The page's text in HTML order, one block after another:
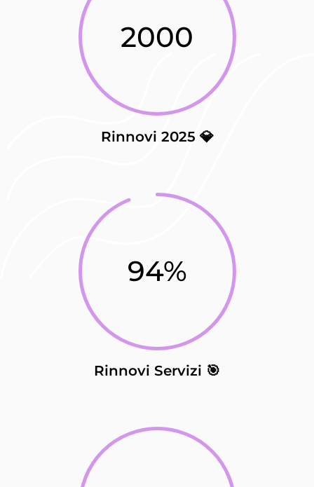
2000
Rinnovi 2025 💎
94%
Rinnovi Servizi 🎯